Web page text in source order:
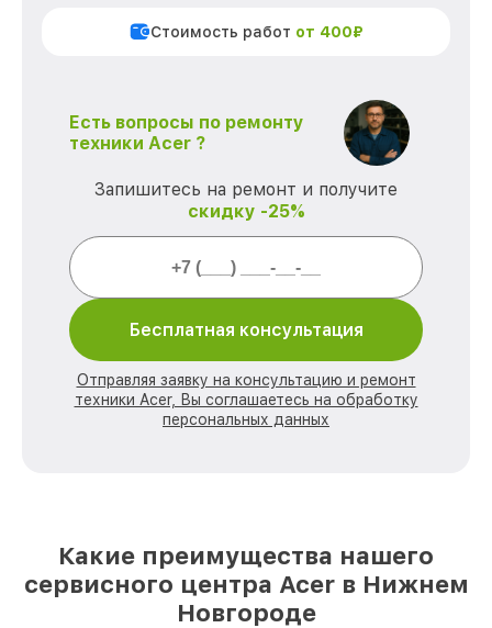
Стоимость работ от 400₽
Есть вопросы по ремонту
техники Acer ?
Запишитесь на ремонт и получите
скидку -25%
Бесплатная консультация
Отправляя заявку на консультацию и ремонт
техники Acer, Вы соглашаетесь на обработку
персональных данных
Какие преимущества нашего
сервисного центра Acer в Нижнем
Новгороде